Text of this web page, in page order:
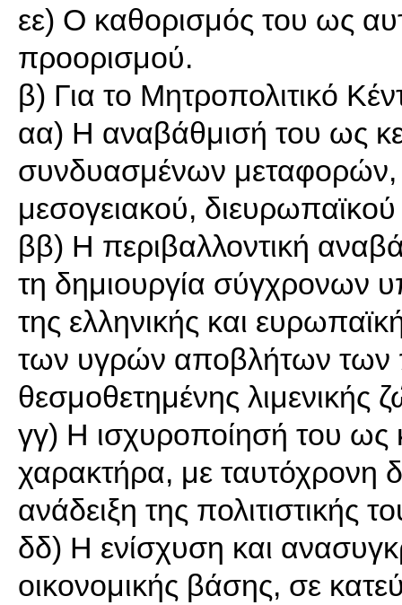
εε) Ο καθορισμός του ως
προορισμού.
β) Για το Μητροπολιτικό
αα) Η αναβάθμισή του ως
συνδυασμένων μεταφορών,
μεσογειακού,
ββ) Η περιβαλλοντική
τη δημιουργία σύγχρονων
της ελληνικής και
των υγρών αποβλήτων των
θεσμοθετημένης λιμενικής
γγ) Η ισχυροποίησή του ως
χαρακτήρα, με ταυτόχρονη
ανάδειξη της πολιτιστικής
δδ) Η ενίσχυση και
οικονομικής βάσης, σε